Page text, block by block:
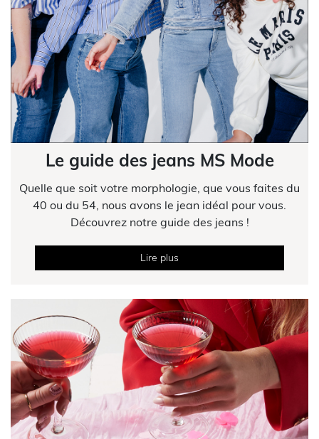
Le guide des jeans MS Mode
Quelle que soit votre morphologie, que vous faites du
40 ou du 54, nous avons le jean idéal pour vous.
Découvrez notre guide des jeans !
Lire plus